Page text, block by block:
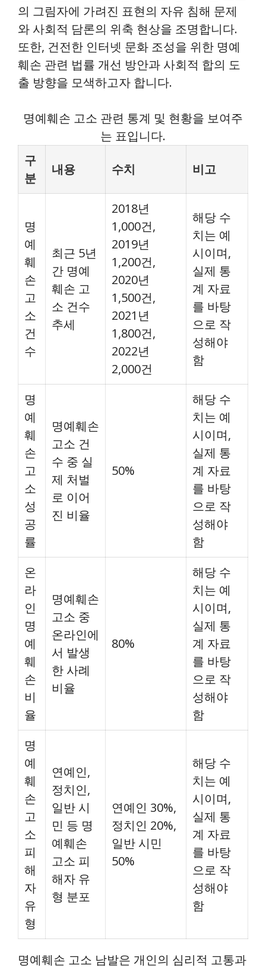
의 그림자에 가려진 표현의 자유 침해 문제
와 사회적 담론의 위축 현상을 조명합니다.
또한, 건전한 인터넷 문화 조성을 위한 명예
훼손 관련 법률 개선 방안과 사회적 합의 도
출 방향을 모색하고자 합니다.
명예훼손 고소 관련 통계 및 현황을 보여주
는 표입니다.
구
분
내용 수치 비고
명
예
훼
손
고
소
건
수
최근 5년
간 명예
훼손 고
소 건수
추세
2018년
1,000건,
2019년
1,200건,
2020년
1,500건,
2021년
1,800건,
2022년
2,000건
해당 수
치는 예
시이며,
실제 통
계 자료
를 바탕
으로 작
성해야
함
명
예
훼
손
고
소
성
공
률
명예훼손
고소 건
수 중 실
제 처벌
로 이어
진 비율
50%
해당 수
치는 예
시이며,
실제 통
계 자료
를 바탕
으로 작
성해야
함
온
라
인
명
예
훼
손
비
율
명예훼손
고소 중
온라인에
서 발생
한 사례
비율
80%
해당 수
치는 예
시이며,
실제 통
계 자료
를 바탕
으로 작
성해야
함
명
예
훼
손
고
소
피
해
자
유
형
연예인,
정치인,
일반 시
민 등 명
예훼손
고소 피
해자 유
형 분포
연예인 30%,
정치인 20%,
일반 시민
50%
해당 수
치는 예
시이며,
실제 통
계 자료
를 바탕
으로 작
성해야
함
명예훼손 고소 남발은 개인의 심리적 고통과